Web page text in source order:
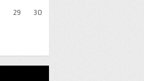
29
30